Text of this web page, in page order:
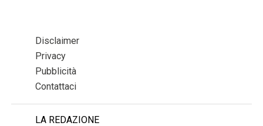
Disclaimer
Privacy
Pubblicità
Contattaci
LA REDAZIONE